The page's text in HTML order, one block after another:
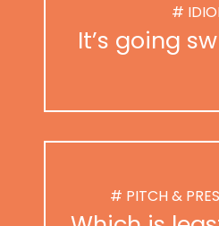
#
It’s going
# PITCH &